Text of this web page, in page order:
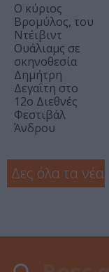
O κύριος
Βρομύλος, του
Ντέιβιντ
Ουάλιαμς σε
σκηνοθεσία
Δημήτρη
Δεγαΐτη στο
12ο Διεθνές
Φεστιβάλ
Άνδρου
Δες όλα τα νέα